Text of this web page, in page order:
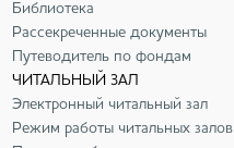
Библиотека
Рассекреченные документы
Путеводитель по фондам
ЧИТАЛЬНЫЙ ЗАЛ
Электронный читальный зал
Режим работы читальных залов